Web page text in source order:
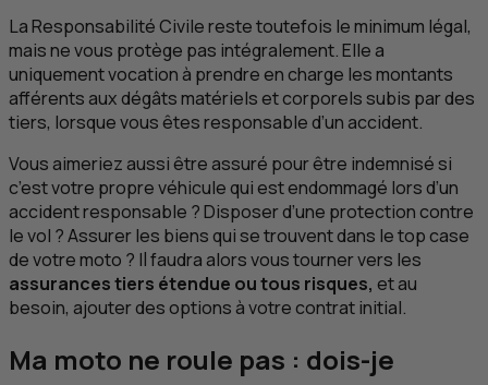
La Responsabilité Civile reste toutefois le minimum légal,
mais ne vous protège pas intégralement. Elle a
uniquement vocation à prendre en charge les montants
afférents aux dégâts matériels et corporels subis par des
tiers, lorsque vous êtes responsable d’un accident.
Vous aimeriez aussi être assuré pour être indemnisé si
c’est votre propre véhicule qui est endommagé lors d’un
accident responsable ? Disposer d’une protection contre
le vol ? Assurer les biens qui se trouvent dans le top case
de votre moto ? Il faudra alors vous tourner vers les
assurances tiers étendue ou tous risques, et au
besoin, ajouter des options à votre contrat initial.
Ma moto ne roule pas : dois-je